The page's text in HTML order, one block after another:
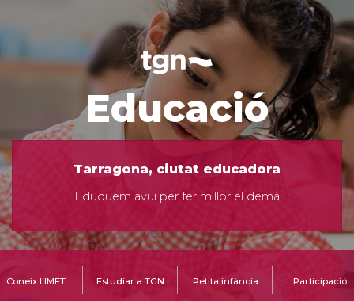
Educació
Tarragona, ciutat educadora
Eduquem avui per fer millor el demà
Coneix l'IMET Estudiar a TGN Petita infància Participació